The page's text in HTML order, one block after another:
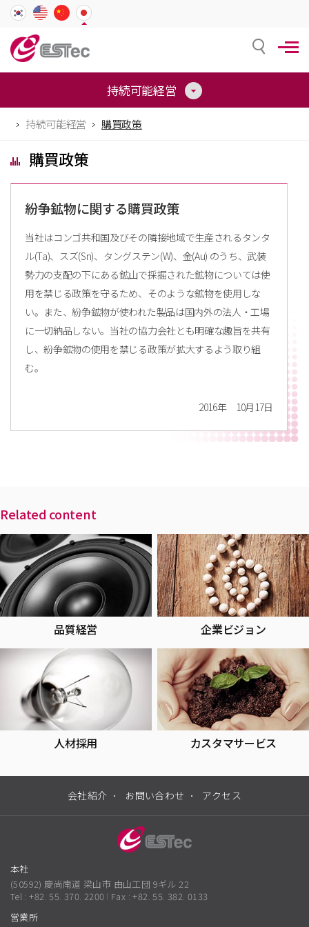
持続可能経営
購買政策
持続可能経営 購買政策
紛争鉱物に関する購買政策
当社はコンゴ共和国及びその隣接地域で生産されるタンタ
ル(Ta)、スズ(Sn)、タングステン(W)、金(Au) のうち、武装
勢力の支配の下にある鉱山で採掘された鉱物については使
用を禁じる政策を守るため、そのような鉱物を使用しな
い。また、紛争鉱物が使われた製品は国内外の法人・工場
に一切納品しない。当社の協力会社とも明確な趣旨を共有
し、紛争鉱物の使用を禁じる政策が拡大するよう取り組
む。
2016年 10月17日
Related content
品質経営 企業ビジョン
人材採用 カスタマサービス
会社紹介 お問い合わせ アクセス
本社
(50592) 慶尚南道 梁山市 由山工団 9ギル 22
Tel : +82. 55. 370. 2200 Fax : +82. 55. 382. 0133
営業所